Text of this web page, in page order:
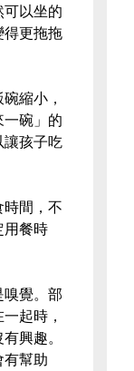
以坐的
得更拖拖
縮小，
碗」的
讓孩子吃
間，不
用餐時
覺。部
起時，
興趣。
幫助